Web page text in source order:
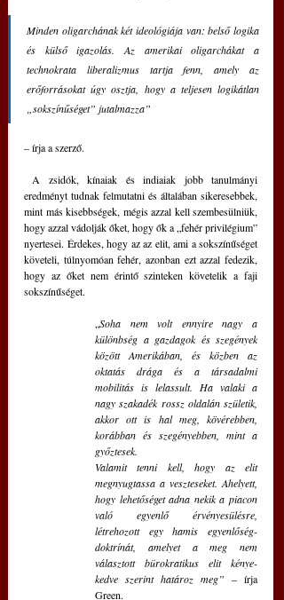
Minden oligarchának két ideológiája van: belső logika
és külső igazolás. Az amerikai oligarchákat a
technokrata liberalizmus tartja fenn, amely az
erőforrásokat úgy osztja, hogy a teljesen logikátlan
„sokszínűséget” jutalmazza”
– írja a szerző.
eredményt tudnak felmutatni és általában sikeresebbek,
mint más kisebbségek, mégis azzal kell szembesülniük,
hogy azzal vádolják őket, hogy ők a „fehér privilégium”
nyertesei. Érdekes, hogy az az elit, ami a sokszínűséget
követeli, túlnyomóan fehér, azonban ezt azzal fedezik,
hogy az őket nem érintő szinteken követelik a faji
sokszínűséget.
„Soha nem volt ennyire nagy a
különbség a gazdagok és szegények
között Amerikában, és közben az
oktatás drága és a társadalmi
mobilitás is lelassult. Ha valaki a
nagy szakadék rossz oldalán születik,
akkor ott is hal meg, kövérebben,
korábban és szegényebben, mint a
győztesek.
Valamit tenni kell, hogy az elit
megnyugtassa a veszteseket. Ahelyett,
hogy lehetőséget adna nekik a piacon
való egyenlő érvényesülésre,
létrehozott egy hamis egyenlőség-
doktrínát, amelyet a meg nem
választott bürokratikus elit kénye-
kedve szerint határoz meg” – írja
Green.